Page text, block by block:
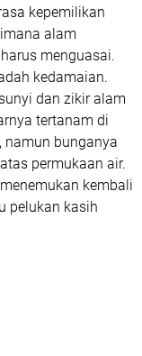
kepemilikan
alam
menguasai.
kedamaian.
dan zikir alam
tertanam di
bunganya
permukaan air.
kembali
pelukan kasih